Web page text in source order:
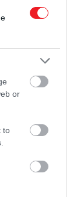
or
to
a határt:
km/-ra,
Népkert
az ETCS
vonalakon
­–